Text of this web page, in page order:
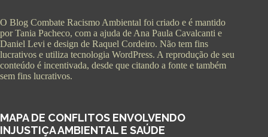
O Blog Combate Racismo Ambiental foi criado e é mantido
por Tania Pacheco, com a ajuda de Ana Paula Cavalcanti e
Daniel Levi e design de Raquel Cordeiro. Não tem fins
lucrativos e utiliza tecnologia WordPress. A reprodução de seu
conteúdo é incentivada, desde que citando a fonte e também
sem fins lucrativos.
MAPA DE CONFLITOS ENVOLVENDO
INJUSTIÇA AMBIENTAL E SAÚDE